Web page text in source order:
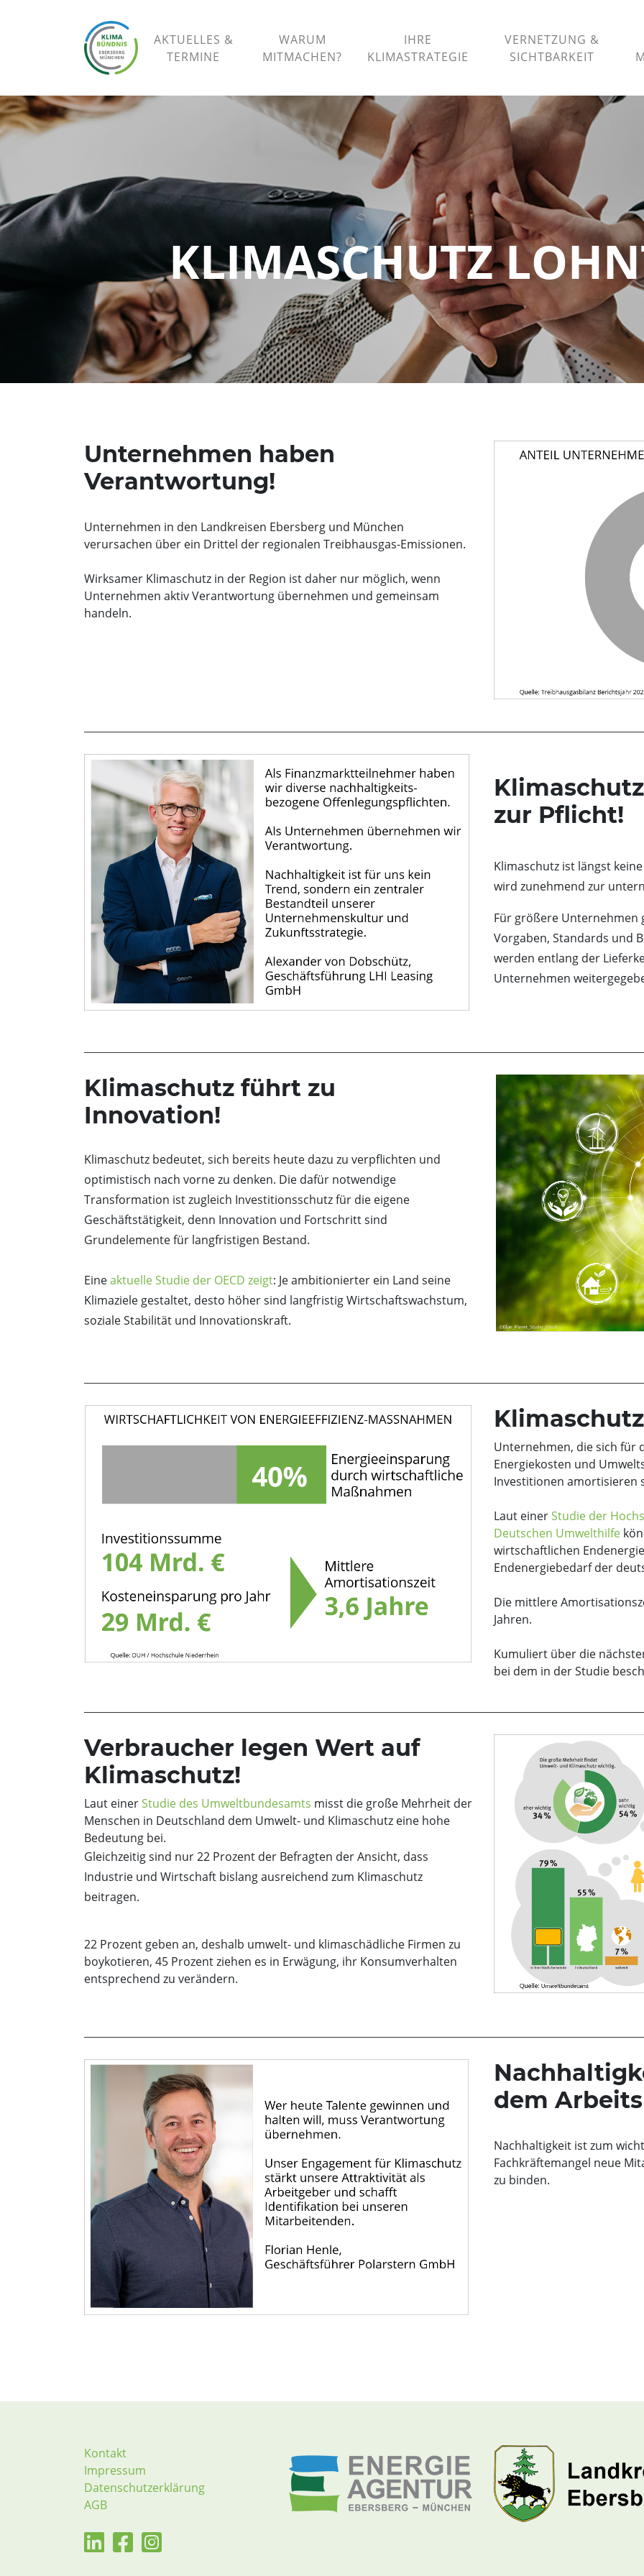
AKTUELLES &
TERMINE
WARUM
MITMACHEN
IHRE
KLIMASTRATEGIE
VERNETZUNG &
SICHTBARKEIT
KLIMASCHUTZ
Unternehmen haben
Verantwortung!
Unternehmen in den Landkreisen Ebersberg und München
verursachen über ein Drittel der regionalen Treibhausgas-Emissionen.
Wirksamer Klimaschutz in der Region ist daher nur möglich, wenn
Unternehmen aktiv Verantwortung übernehmen und gemeinsam
handeln.
zur Pflicht!
Klimaschutz ist längst
wird zunehmend zur
Für größere Unternehmen
Vorgaben, Standards und
werden entlang der
Unternehmen
Klimaschutz führt zu
Innovation!
Klimaschutz bedeutet, sich bereits heute dazu zu verpflichten und
optimistisch nach vorne zu denken. Die dafür notwendige
Transformation ist zugleich Investitionsschutz für die eigene
Geschäftstätigkeit, denn Innovation und Fortschritt sind
Grundelemente für langfristigen Bestand.
Eineaktuelle Studie der OECD zeigt: Je ambitionierter ein Land seine
Klimaziele gestaltet, desto höher sind langfristig Wirtschaftswachstum,
soziale Stabilität und Innovationskraft.
Unternehmen, die sich für
Energiekosten und
Investitionen amortisieren
Laut einerStudie der
Deutschen Umwelthilfe
wirtschaftlichen
Endenergiebedarf der
Die mittlere
Jahren.
Kumuliert über die
bei dem in der Studie
Verbraucher legen Wert auf
Klimaschutz!
Laut einerStudie des Umweltbundesamts misst die große Mehrheit der
Menschen in Deutschland dem Umwelt- und Klimaschutz eine hohe
Bedeutung bei.
Gleichzeitig sind nur 22 Prozent der Befragten der Ansicht, dass
Industrie und Wirtschaft bislang ausreichend zum Klimaschutz
beitragen.
22 Prozent geben an, deshalb umwelt- und klimaschädliche Firmen zu
boykotieren, 45 Prozent ziehen es in Erwägung, ihr Konsumverhalten
entsprechend zu verändern.
dem
Nachhaltigkeit ist zum
Fachkräftemangel neue
zu binden.
Kontakt
Impressum
Datenschutzerklärung
AGB